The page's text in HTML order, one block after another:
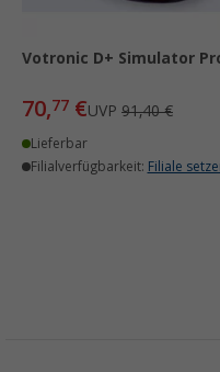
Votronic D+ Simulator
70,77 €UVP 91,40 €
Lieferbar
Filialverfügbarkeit: Filiale